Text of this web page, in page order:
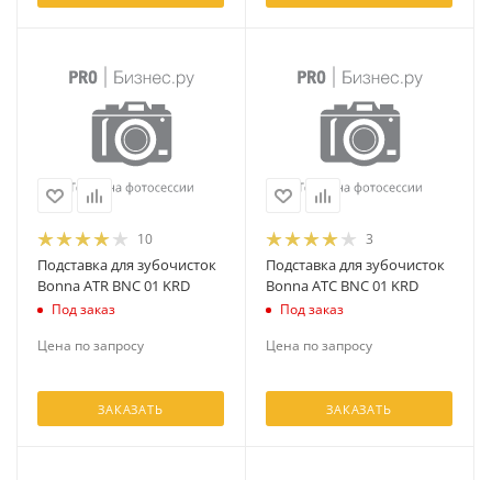
10
Подставка для зубочисток
Bonna ATR BNC 01 KRD
Под заказ
Цена по запросу
ЗАКАЗАТЬ
3
Подставка для зубочисток
Bonna ATC BNC 01 KRD
Под заказ
Цена по запросу
ЗАКАЗАТЬ